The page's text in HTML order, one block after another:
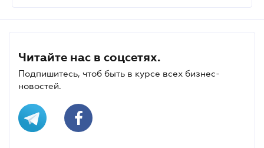
Читайте нас в соцсетях.
Подпишитесь, чтоб быть в курсе всех бизнес-
новостей.